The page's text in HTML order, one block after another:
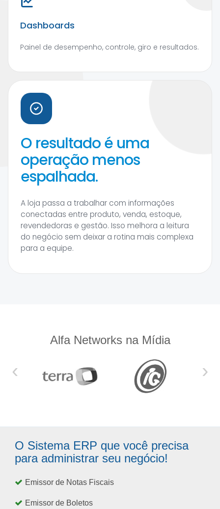
Dashboards
Painel de desempenho, controle, giro e resultados.
O resultado é uma
operação menos
espalhada.
A loja passa a trabalhar com informações
conectadas entre produto, venda, estoque,
revendedoras e gestão. Isso melhora a leitura
do negócio sem deixar a rotina mais complexa
para a equipe.
Alfa Networks na Mídia
‹ ›
O Sistema ERP que você precisa
para administrar seu negócio!
Emissor de Notas Fiscais
Emissor de Boletos